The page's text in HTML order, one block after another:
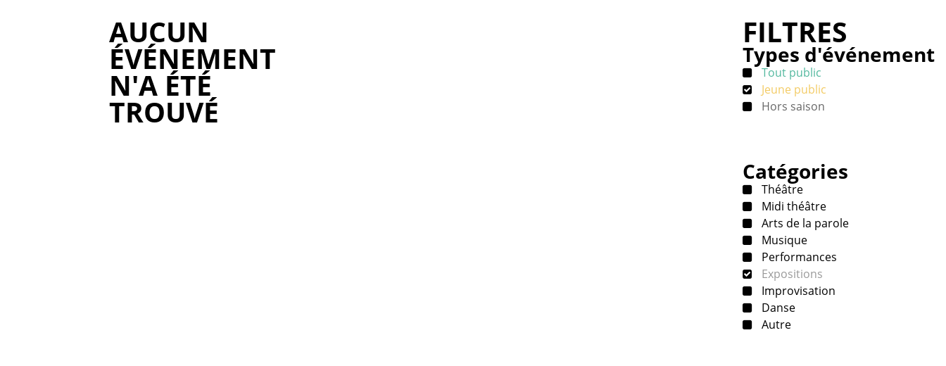
AUCUN
ÉVÉNEMENT
N'A ÉTÉ
TROUVÉ
FILTRES
Types d'événement
Tout public
Jeune public
Hors saison
Catégories
Théâtre
Midi théâtre
Arts de la parole
Musique
Performances
Expositions
Improvisation
Danse
Autre